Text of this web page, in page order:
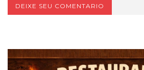
DEIXE SEU COMENTARIO